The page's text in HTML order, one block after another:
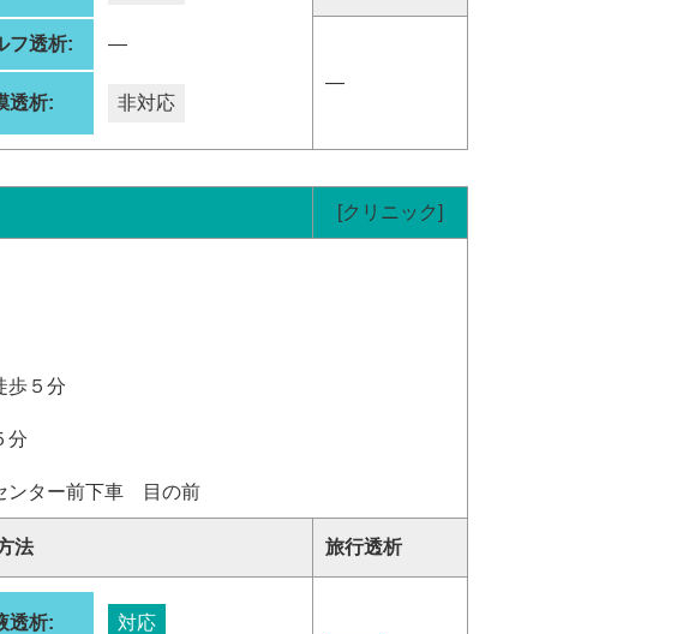
フ透析: ―
透析: 非対応
―
[クリニック]
５分
分
ンター前下車 目の前
法 旅行透析
透析: 対応